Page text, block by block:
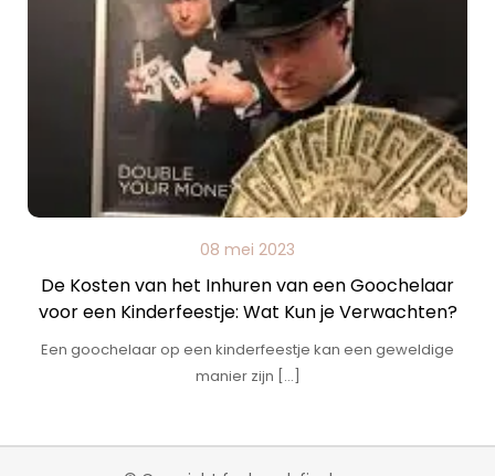
08 mei 2023
De Kosten van het Inhuren van een Goochelaar
voor een Kinderfeestje: Wat Kun je Verwachten?
Een goochelaar op een kinderfeestje kan een geweldige
manier zijn […]